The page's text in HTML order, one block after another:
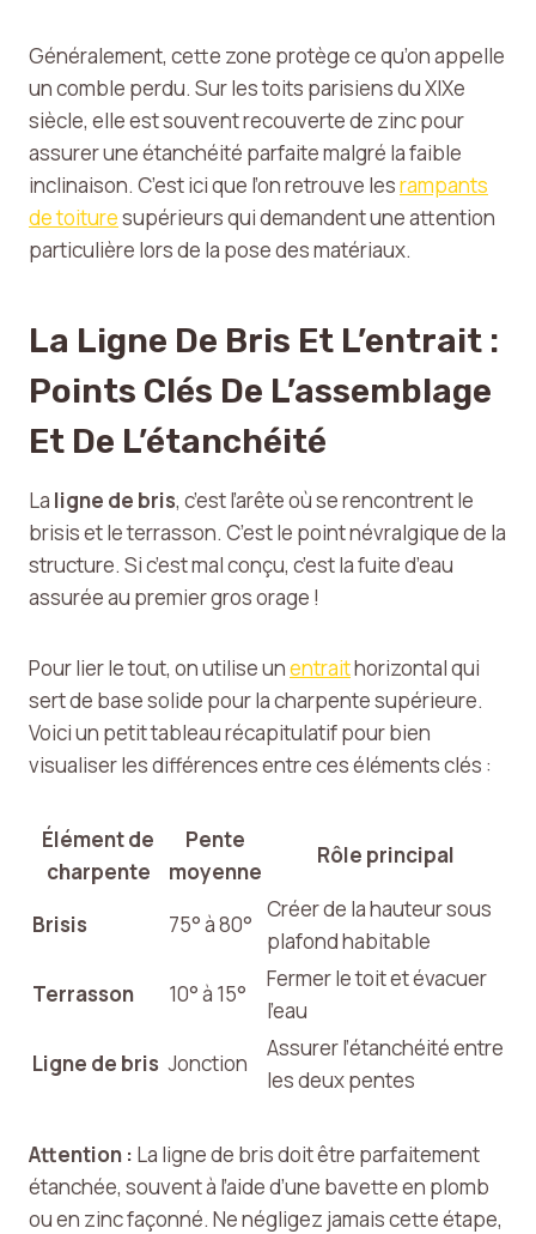
Généralement, cette zone protège ce qu’on appelle
un comble perdu. Sur les toits parisiens du XIXe
siècle, elle est souvent recouverte de zinc pour
assurer une étanchéité parfaite malgré la faible
inclinaison. C’est ici que l’on retrouve lesrampants
de toituresupérieurs qui demandent une attention
particulière lors de la pose des matériaux.
La Ligne De Bris Et L’entrait :
Points Clés De L’assemblage
Et De L’étanchéité
La ligne de bris, c’est l’arête où se rencontrent le
brisis et le terrasson. C’est le point névralgique de la
structure. Si c’est mal conçu, c’est la fuite d’eau
assurée au premier gros orage !
Pour lier le tout, on utilise unentraithorizontal qui
sert de base solide pour la charpente supérieure.
Voici un petit tableau récapitulatif pour bien
visualiser les différences entre ces éléments clés :
Élément de
charpente
Pente
moyenne
Rôle principal
Brisis 75° à 80°
Créer de la hauteur sous
plafond habitable
Terrasson
10° à 15°
Fermer le toit et évacuer
l’eau
Ligne de bris Jonction
Assurer l’étanchéité entre
les deux pentes
Attention : La ligne de bris doit être parfaitement
étanchée, souvent à l’aide d’une bavette en plomb
ou en zinc façonné. Ne négligez jamais cette étape,